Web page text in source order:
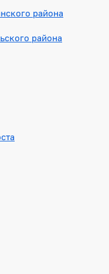
района
района